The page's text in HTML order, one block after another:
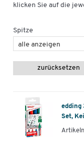
klicken Sie auf die
Spitze
zurücksetzen
edding
Set,